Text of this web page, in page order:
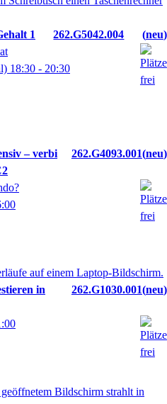
1 262.G5042.004
neu
18:30 - 20:30
– verbi
262.G4093.001 neu
in
262.G1030.001 neu